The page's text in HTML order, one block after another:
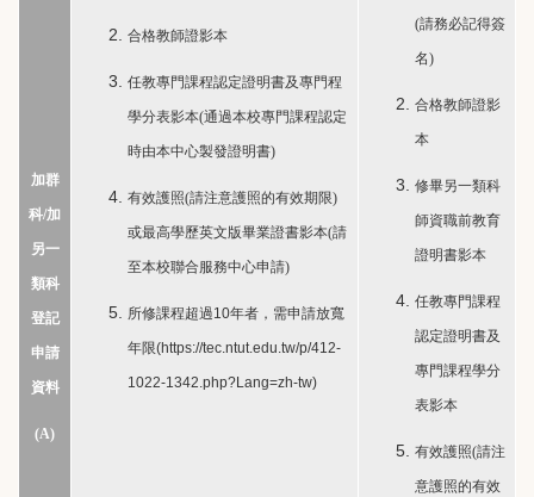
加群
科/加
另一
類科
登記
申請
資料
(A)
合格教師證影本
任教專門課程認定證明書及專門程
學分表影本(通過本校專門課程認定
時由本中心製發證明書)
有效護照(請注意護照的有效期限)
或最高學歷英文版畢業證書影本(請
至本校聯合服務中心申請)
所修課程超過10年者，需申請放寬
年限(https://tec.ntut.edu.tw/p/412-
1022-1342.php?Lang=zh-tw)
(請務必記得簽
名)
合格教師證影
本
修畢另一類科
師資職前教育
證明書影本
任教專門課程
認定證明書及
專門課程學分
表影本
有效護照(請注
意護照的有效